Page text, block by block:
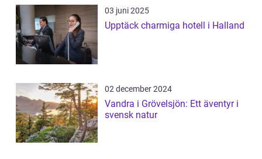
03 juni 2025
Upptäck charmiga hotell i Halland
02 december 2024
Vandra i Grövelsjön: Ett äventyr i
svensk natur